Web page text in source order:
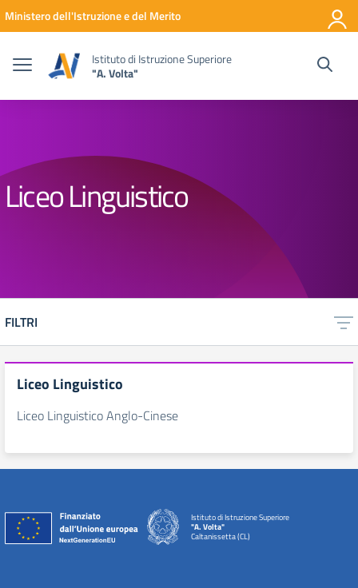
Vai ai contenuti
Vai al menu di navigazione
Vai al footer
Ministero dell'Istruzione e del Merito
Istituto di Istruzione Superiore
"A. Volta"
Liceo Linguistico
FILTRI
Liceo Linguistico
Liceo Linguistico Anglo-Cinese
Istituto di Istruzione Superiore
"A. Volta"
Caltanissetta (CL)